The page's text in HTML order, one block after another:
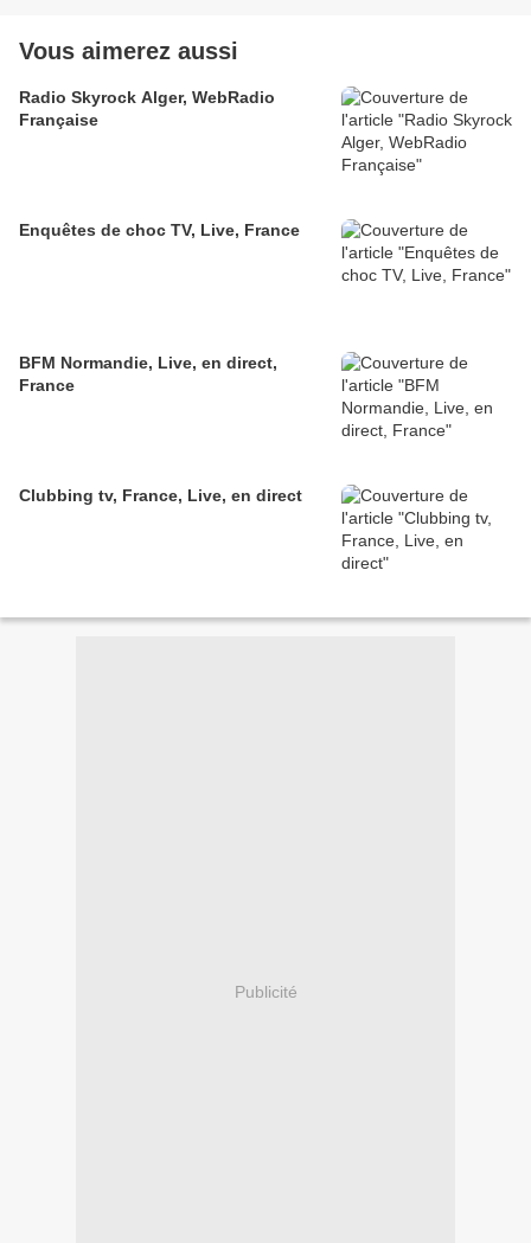
Vous aimerez aussi
Radio Skyrock Alger, WebRadio
Française
Enquêtes de choc TV, Live, France
BFM Normandie, Live, en direct,
France
Clubbing tv, France, Live, en direct
Publicité